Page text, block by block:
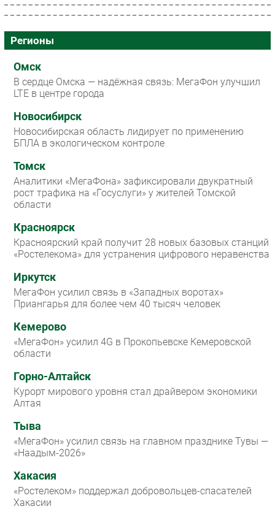
Регионы
Омск
В сердце Омска — надёжная связь: МегаФон улучшил
LTE в центре города
Новосибирск
Новосибирская область лидирует по применению
БПЛА в экологическом контроле
Томск
Аналитики «МегаФона» зафиксировали двукратный
рост трафика на «Госуслуги» у жителей Томской
области
Красноярск
Красноярский край получит 28 новых базовых станций
«Ростелекома» для устранения цифрового неравенства
Иркутск
МегаФон усилил связь в «Западных воротах»
Приангарья для более чем 40 тысяч человек
Кемерово
«МегаФон» усилил 4G в Прокопьевске Кемеровской
области
Горно-Алтайск
Курорт мирового уровня стал драйвером экономики
Алтая
Тыва
«МегаФон» усилил связь на главном празднике Тувы —
«Наадым-2026»
Хакасия
«Ростелеком» поддержал добровольцев-спасателей
Хакасии